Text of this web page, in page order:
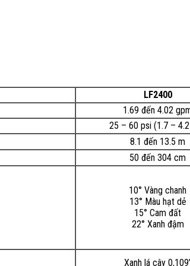
LF2400
1.69 đến 4.02
25 – 60 psi (1.7 –
8.1 đến 13.5 m
50 đến 304 cm
10° Vàng chanh
13° Màu hạt dẻ
15° Cam đất
22° Xanh đậm
Xanh lá cây